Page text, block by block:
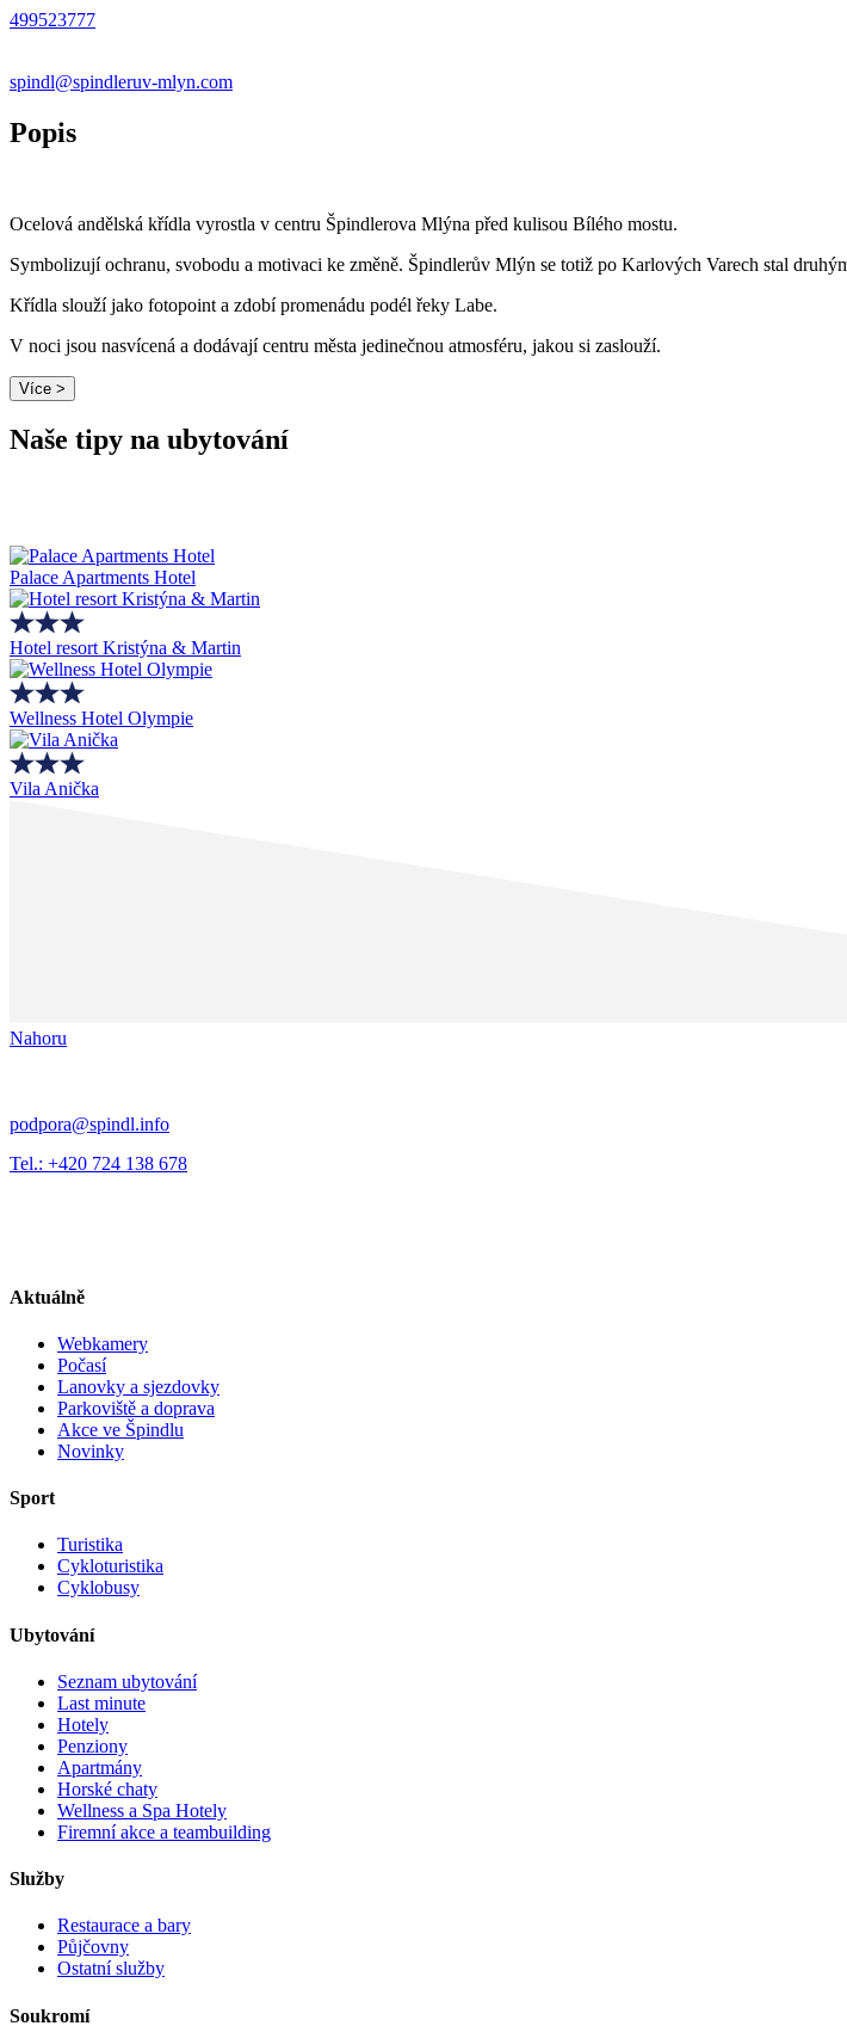
499523777
spindl@spindleruv-mlyn.com
Popis
Ocelová andělská křídla vyrostla v centru Špindlerova Mlýna před kulisou Bílého mostu.
Symbolizují ochranu, svobodu a motivaci ke změně. Špindlerův Mlýn se totiž po Karlových Varech stal
Křídla slouží jako fotopoint a zdobí promenádu podél řeky Labe.
V noci jsou nasvícená a dodávají centru města jedinečnou atmosféru, jakou si zaslouží.
Více >
Naše tipy na ubytování
Palace Apartments Hotel
Hotel resort Kristýna & Martin
Wellness Hotel Olympie
Vila Anička
Nahoru
podpora@spindl.info
Tel.: +420 724 138 678
Aktuálně
Webkamery
Počasí
Lanovky a sjezdovky
Parkoviště a doprava
Akce ve Špindlu
Novinky
Sport
Turistika
Cykloturistika
Cyklobusy
Ubytování
Seznam ubytování
Last minute
Hotely
Penziony
Apartmány
Horské chaty
Wellness a Spa Hotely
Firemní akce a teambuilding
Služby
Restaurace a bary
Půjčovny
Ostatní služby
Soukromí